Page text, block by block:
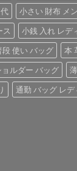
小さい 財布 メ
ス
小銭 入れ レデ
段 使い バッグ
本
ョルダー バッグ
通勤 バッグ レデ